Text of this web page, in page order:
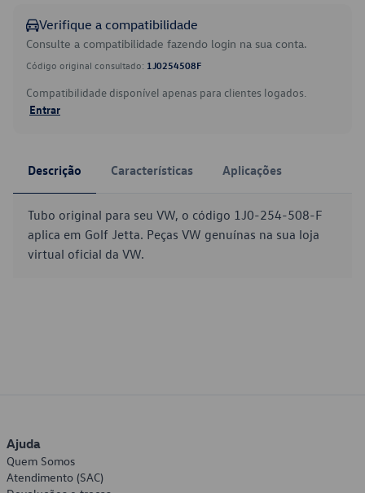
Verifique a compatibilidade
Consulte a compatibilidade fazendo login na sua conta.
Código original consultado: 1J0254508F
Compatibilidade disponível apenas para clientes logados.
Entrar
Descrição Características Aplicações
Tubo original para seu VW, o código 1J0-254-508-F
aplica em Golf Jetta. Peças VW genuínas na sua loja
virtual oficial da VW.
Ajuda
Quem Somos
Atendimento (SAC)